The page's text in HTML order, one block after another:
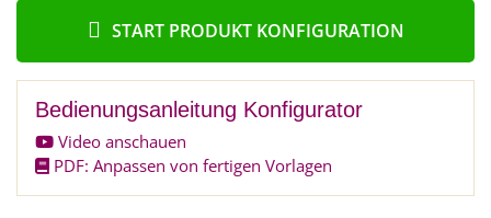
START PRODUKT KONFIGURATION
Bedienungsanleitung Konfigurator
Video anschauen
PDF: Anpassen von fertigen Vorlagen